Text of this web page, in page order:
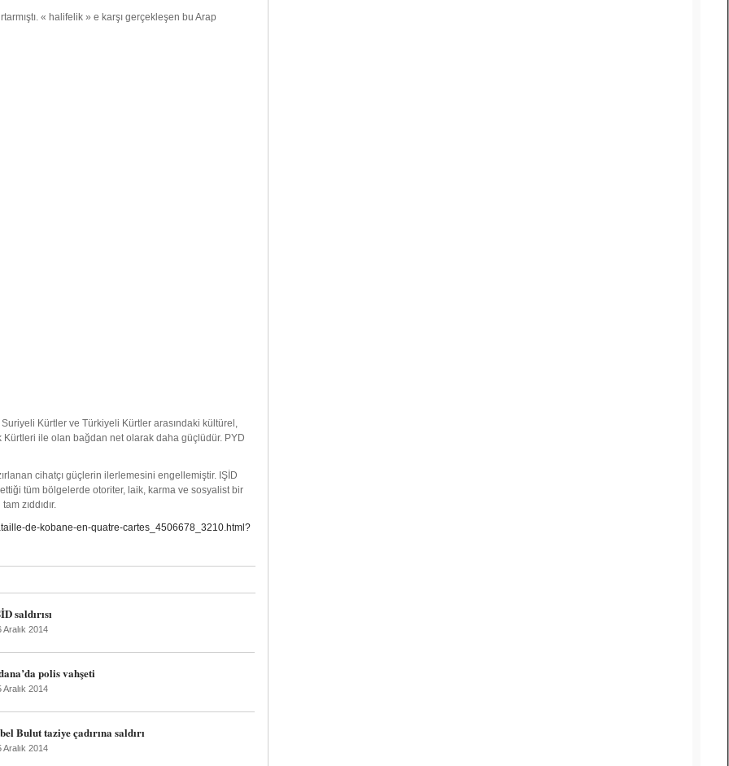
« halifelik » e karşı gerçekleşen bu Arap
Kürtler ve Türkiyeli Kürtler arasındaki kültürel,
ile olan bağdan net olarak daha güçlüdür. PYD
cihatçı güçlerin ilerlemesini engellemiştir. IŞİD
tüm bölgelerde otoriter, laik, karma ve sosyalist bir
zıddıdır.
de-kobane-en-quatre-cartes_4506678_3210.html?
saldırısı
Aralık 2014
polis vahşeti
Aralık 2014
Bulut taziye çadırına saldırı
Aralık 2014